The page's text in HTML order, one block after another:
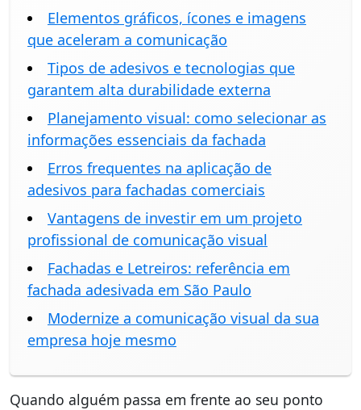
Elementos gráficos, ícones e imagens
que aceleram a comunicação
Tipos de adesivos e tecnologias que
garantem alta durabilidade externa
Planejamento visual: como selecionar as
informações essenciais da fachada
Erros frequentes na aplicação de
adesivos para fachadas comerciais
Vantagens de investir em um projeto
profissional de comunicação visual
Fachadas e Letreiros: referência em
fachada adesivada em São Paulo
Modernize a comunicação visual da sua
empresa hoje mesmo
Quando alguém passa em frente ao seu ponto